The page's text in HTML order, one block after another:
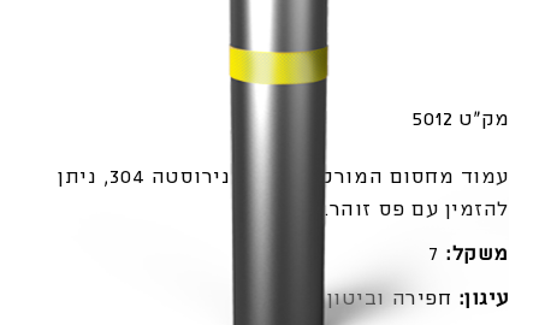
מק"ט 5012
עמוד מחסום המורכב מצינור נירוסטה 304, ניתן
להזמין עם פס זוהר.
משקל: 7
עיגון: חפירה וביטון